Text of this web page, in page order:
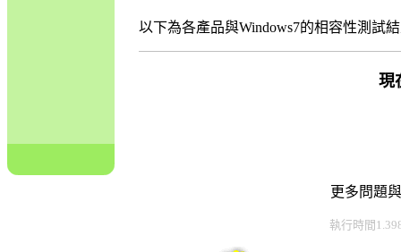
以下為各產品與Windows7的相容性測試
現
更多問題
執行時間